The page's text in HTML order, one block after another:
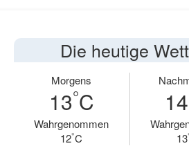
Die heutige
Morgens
13°C
Wahrgenommen
12°C
14
13